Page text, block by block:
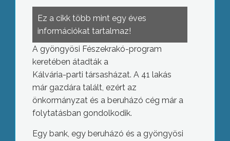
Ez a cikk több mint egy éves
információkat tartalmaz!
A gyöngyösi Fészekrakó-program
keretében átadták a
Kálvária-parti társasházat. A 41 lakás
már gazdára talált, ezért az
önkormányzat és a beruházó cég már a
folytatásban gondolkodik.
Egy bank, egy beruházó és a gyöngyösi